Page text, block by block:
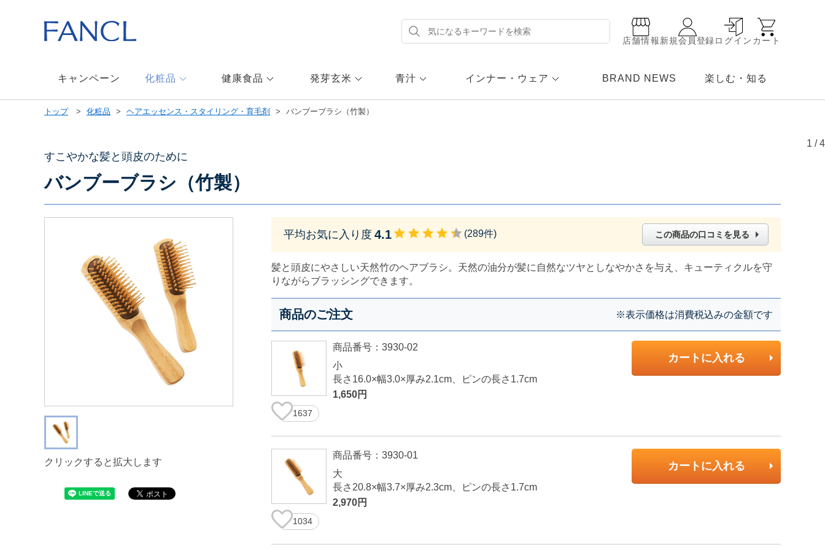
メ
店舗情報新規会員登録ログイン カート
キャンペーン 化粧品 健康食品 発芽玄米 青汁 インナー・ウェア BRAND NEWS 楽しむ・知る
トップ 化粧品 ヘアエッセンス・スタイリング・育毛剤 バンブーブラシ（竹製）
すこやかな髪と頭皮のために
バンブーブラシ（竹製）
クリックすると拡大します
平均お気に入り度 4.1 (289件) この商品の口コミを見る
髪と頭皮にやさしい天然竹のヘアブラシ。天然の油分が髪に自然なツヤとしなやかさを与え、キューティクルを守
りながらブラッシングできます。
商品のご注文 ※表示価格は消費税込みの金額です
1637
商品番号：3930-02
小
長さ16.0×幅3.0×厚み2.1cm、ピンの長さ1.7cm
1,650円
カートに入れる
1034
商品番号：3930-01
大
長さ20.8×幅3.7×厚み2.3cm、ピンの長さ1.7cm
2,970円
カートに入れる
1 /4